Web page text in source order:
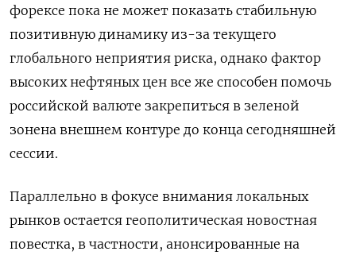
форексе пока не может показать стабильную
позитивную динамику из-за текущего
глобального неприятия риска, однако фактор
высоких нефтяных цен все же способен помочь
‌российской валюте закрепиться в зеленой
зонена внешнем контуре до конца сегодняшней
сессии.
Параллельно в фокусе внимания локальных
рынков остается геополитическая новостная
повестка, в частности, анонсированные на